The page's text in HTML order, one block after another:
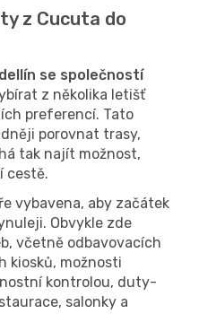
z Cucuta do
se společností
z několika letišť
preferencí. Tato
porovnat trasy,
tak najít možnost,
cestě.
vybavena, aby začátek
Obvykle zde
včetně odbavovacích
kiosků, možnosti
kontrolou, duty-
salonky a